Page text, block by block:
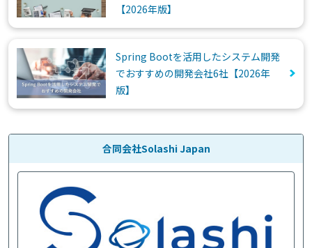
【2026年版】
Spring Bootを活用したシステム開発
でおすすめの開発会社6社【2026年
版】
合同会社Solashi Japan